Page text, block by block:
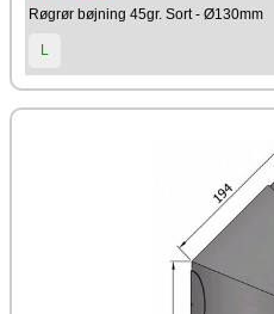
Røgrør bøjning 45gr. Sort - Ø130mm
L